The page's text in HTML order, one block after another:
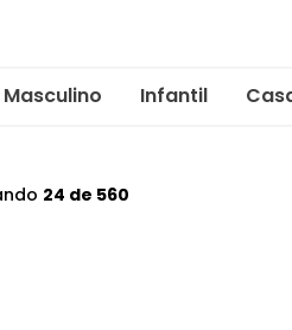
Masculino Infantil
24 de 560